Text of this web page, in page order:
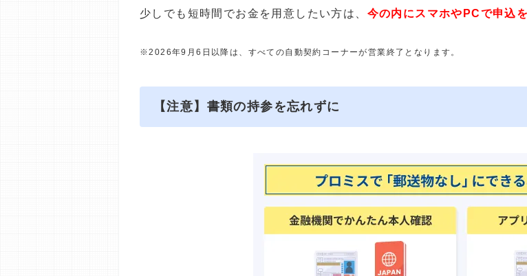
少しでも短時間でお金を用意したい方は、 今の内にスマホやPCで申込
※2026年9月6日以降は、すべての自動契約コーナーが営業終了となります。
【注意】書類の持参を忘れずに